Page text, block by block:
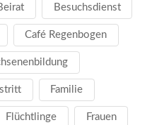
Besuchsdienst
Café Regenbogen
Familie
Flüchtlinge Frauen